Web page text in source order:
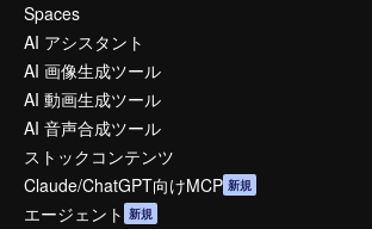
Spaces
AI アシスタント
AI 画像生成ツール
AI 動画生成ツール
AI 音声合成ツール
ストックコンテンツ
Claude/ChatGPT向けMCP 新規
エージェント 新規